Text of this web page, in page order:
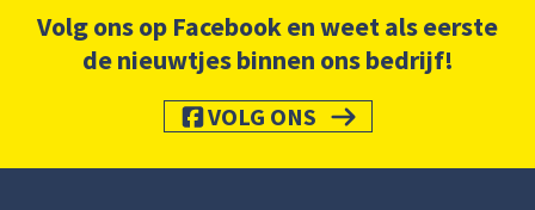
Volg ons op Facebook en weet als eerste
de nieuwtjes binnen ons bedrijf!
VOLG ONS